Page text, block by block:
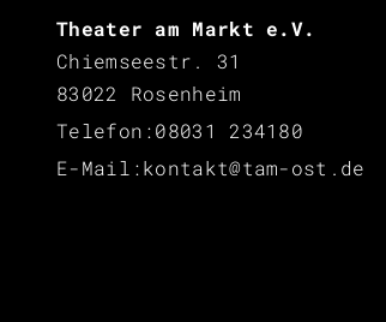
Theater am Markt e.V.
Chiemseestr. 31
83022 Rosenheim
Telefon:08031 234180
E-Mail:kontakt@tam-ost.de